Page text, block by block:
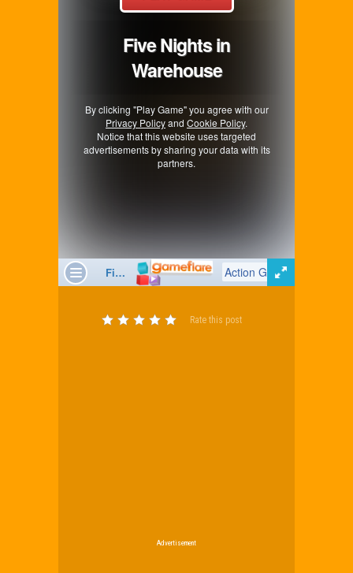
Rate this post
Advertisement